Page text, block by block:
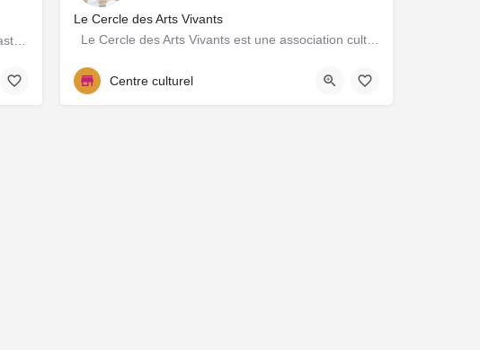
Le restaurant yelba, une référence en matière gastronomique et culturelle!
Le Cercle des Arts Vivants
Le Cercle des Arts Vivants est une association culturelle basée à Ouagadougou qui œuvre pour la…
+226 72 16 80 80
Centre culturel